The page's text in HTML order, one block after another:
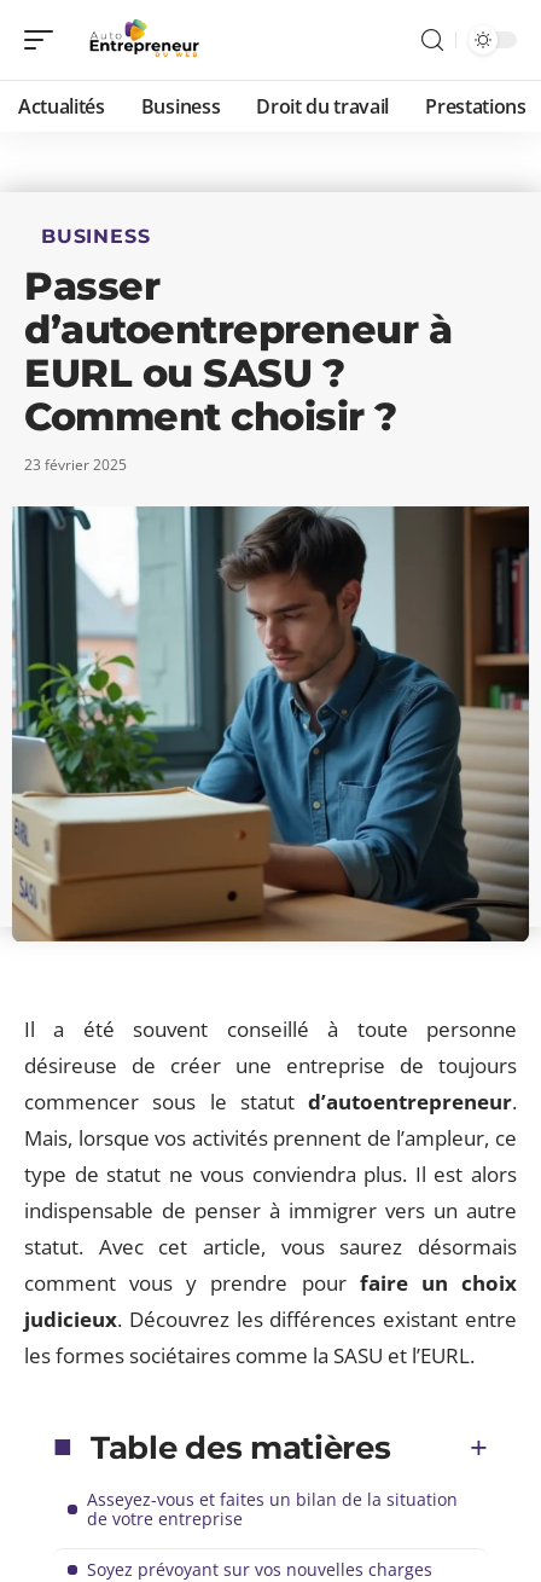
Actualités Business Droit du travail Prestations
BUSINESS
Passer
d’autoentrepreneur à
EURL ou SASU ?
Comment choisir ?
23 février 2025
Il a été souvent conseillé à toute personne
désireuse de créer une entreprise de toujours
commencer sous le statut d’autoentrepreneur.
Mais, lorsque vos activités prennent de l’ampleur, ce
type de statut ne vous conviendra plus. Il est alors
indispensable de penser à immigrer vers un autre
statut. Avec cet article, vous saurez désormais
comment vous y prendre pour faire un choix
judicieux. Découvrez les différences existant entre
les formes sociétaires comme la SASU et l’EURL.
Table des matières
Asseyez-vous et faites un bilan de la situation
de votre entreprise
Soyez prévoyant sur vos nouvelles charges